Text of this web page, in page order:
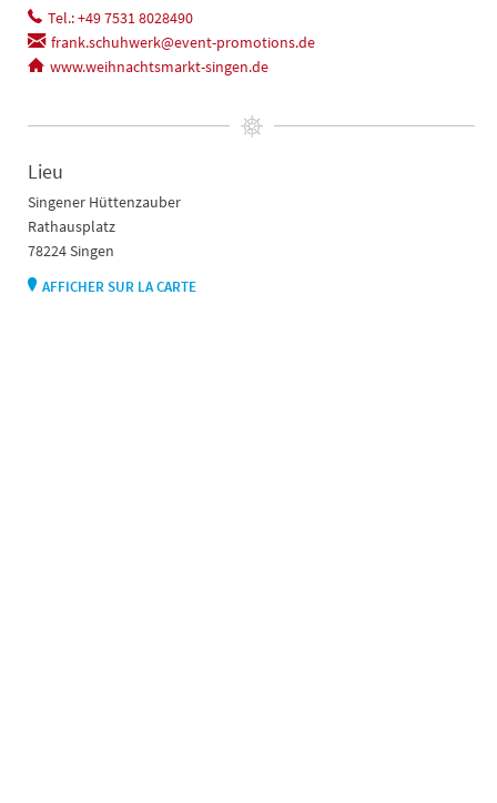
Tel.: +49 7531 8028490
frank.schuhwerk@event-promotions.de
www.weihnachtsmarkt-singen.de
Lieu
Singener Hüttenzauber
Rathausplatz
78224 Singen
AFFICHER SUR LA CARTE